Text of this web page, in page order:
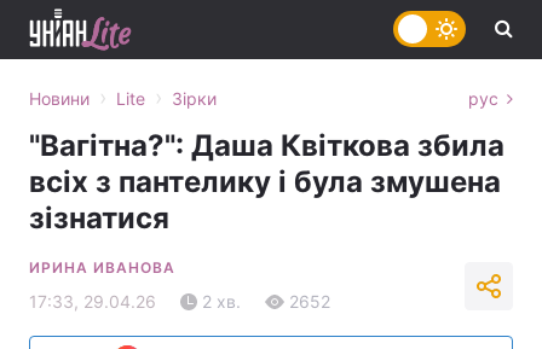
Новини › Lite › Зірки рус
"Вагітна?": Даша Квіткова збила
всіх з пантелику і була змушена
зізнатися
ИРИНА ИВАНОВА
17:33, 29.04.26 2 хв. 2652